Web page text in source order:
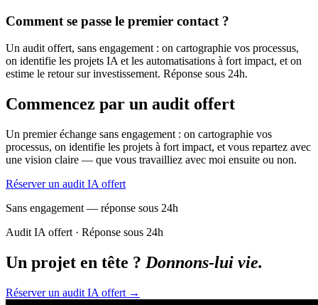
Comment se passe le premier contact ?
Un audit offert, sans engagement : on cartographie vos processus,
on identifie les projets IA et les automatisations à fort impact, et on
estime le retour sur investissement. Réponse sous 24h.
Commencez par un audit offert
Un premier échange sans engagement : on cartographie vos
processus, on identifie les projets à fort impact, et vous repartez avec
une vision claire — que vous travailliez avec moi ensuite ou non.
Réserver un audit IA offert
Sans engagement — réponse sous 24h
Audit IA offert · Réponse sous 24h
Un projet en tête ? Donnons-lui vie.
Réserver un audit IA offert →